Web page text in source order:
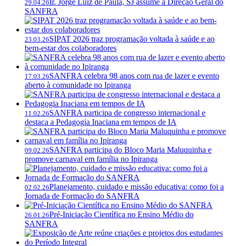
29.04.26
SANFRA
23.03.26SIPAT 2026 traz programação voltada à saúde e ao
bem-estar dos colaboradores
17.03.26SANFRA celebra 98 anos com rua de lazer e evento
aberto à comunidade no Ipiranga
11.02.26SANFRA participa de congresso internacional e
destaca a Pedagogia Inaciana em tempos de IA
09.02.26SANFRA participa do Bloco Maria Maluquinha e
promove carnaval em família no Ipiranga
02.02.26Planejamento, cuidado e missão educativa: como foi a
Jornada de Formação do SANFRA
26.01.26Pré-Iniciação Científica no Ensino Médio do
SANFRA